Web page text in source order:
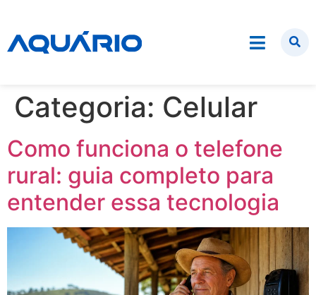
Categoria: Celular
Como funciona o telefone
rural: guia completo para
entender essa tecnologia